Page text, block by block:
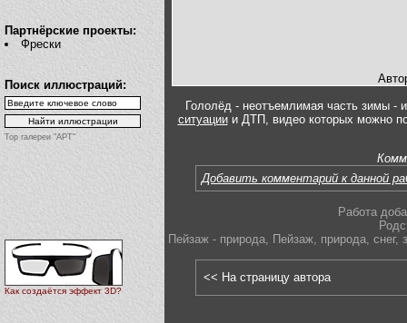
Партнёрские проекты:
Фрески
Поиск иллюстраций:
Top галереи "АРТ"
Как создаётся эффект 3D?
Гололёд - неотъемлимая часть зимы -
ситуациии ДТП, видео которых можно
Добавить комментарий к данной
Работа
Пейзаж - природа
Пейзаж природа снег,
<< На страницу автора